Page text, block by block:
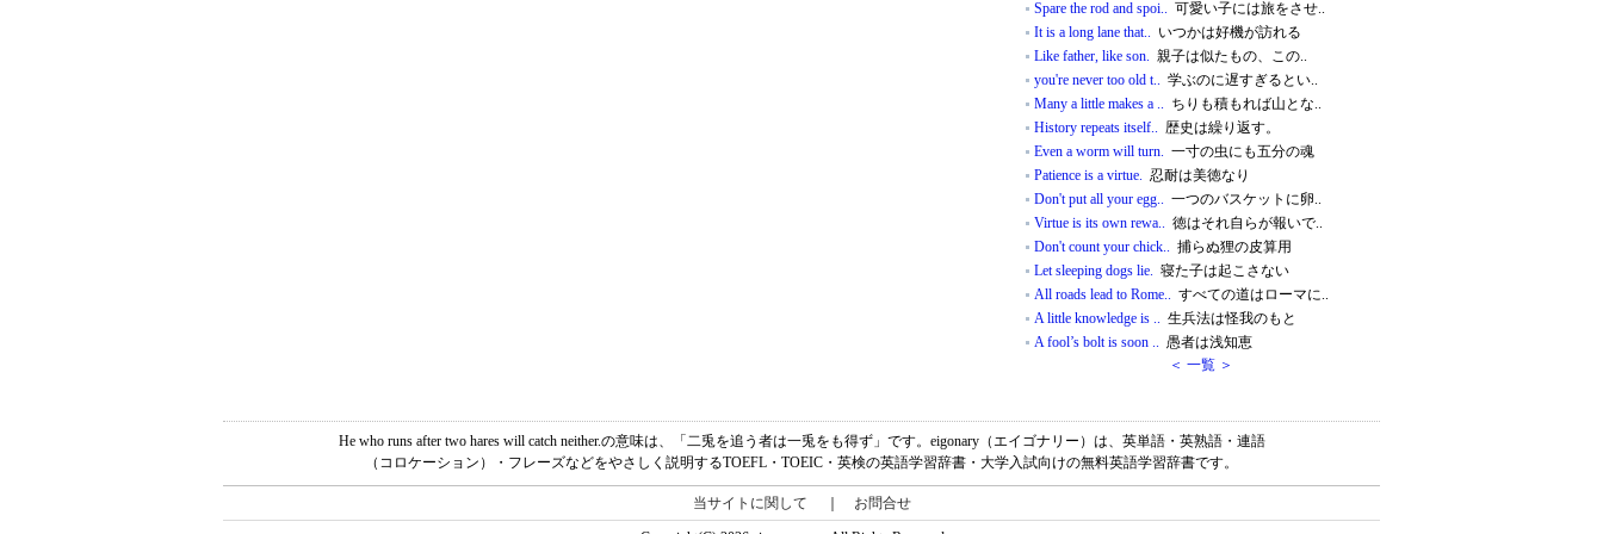
Spare the rod and spoi.. 可愛い子には旅をさせ..
It is a long lane that.. いつかは好機が訪れる
Like father, like son. 親子は似たもの、この..
you're never too old t.. 学ぶのに遅すぎるとい..
Many a little makes a .. ちりも積もれば山とな..
History repeats itself.. 歴史は繰り返す。
Even a worm will turn. 一寸の虫にも五分の魂
Patience is a virtue. 忍耐は美徳なり
Don't put all your egg.. 一つのバスケットに卵..
Virtue is its own rewa.. 徳はそれ自らが報いで..
Don't count your chick.. 捕らぬ狸の皮算用
Let sleeping dogs lie. 寝た子は起こさない
All roads lead to Rome.. すべての道はローマに..
A little knowledge is .. 生兵法は怪我のもと
A fool’s bolt is soon .. 愚者は浅知恵
＜ 一覧 ＞
He who runs after two hares will catch neither.の意味は、「二兎を追う者は一兎をも得ず」です。eigonary（エイゴナリー）は、英単語・英熟語・連語
（コロケーション）・フレーズなどをやさしく説明するTOEFL・TOEIC・英検の英語学習辞書・大学入試向けの無料英語学習辞書です。
当サイトに関して お問合せ